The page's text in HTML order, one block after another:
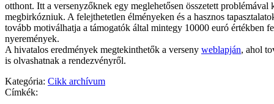
otthont. Itt a versenyzőknek egy meglehetősen összetett problémával
megbirkózniuk. A felejthetetlen élményeken és a hasznos
tovább motiválhatja a támogatók által mintegy 10000 euró értékben
nyeremények.
A hivatalos eredmények megtekinthetők a verseny weblapján, ahol
is olvashatnak a rendezvényről.
Kategória: Cikk archívum
Címkék: